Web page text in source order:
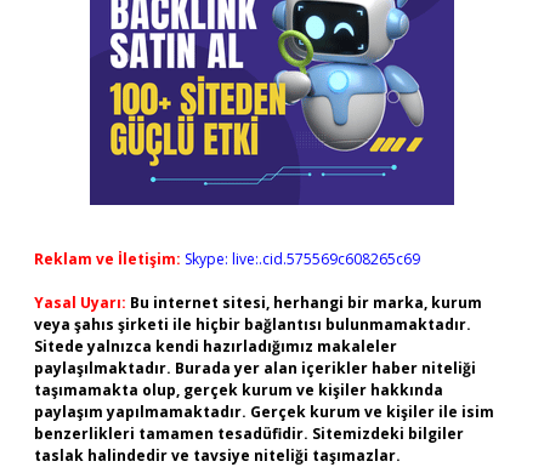
Reklam ve İletişim: Skype: live:.cid.575569c608265c69
Yasal Uyarı: Bu internet sitesi, herhangi bir marka, kurum
veya şahıs şirketi ile hiçbir bağlantısı bulunmamaktadır.
Sitede yalnızca kendi hazırladığımız makaleler
paylaşılmaktadır. Burada yer alan içerikler haber niteliği
taşımamakta olup, gerçek kurum ve kişiler hakkında
paylaşım yapılmamaktadır. Gerçek kurum ve kişiler ile isim
benzerlikleri tamamen tesadüfidir. Sitemizdeki bilgiler
taslak halindedir ve tavsiye niteliği taşımazlar.